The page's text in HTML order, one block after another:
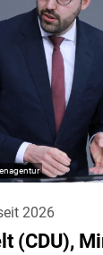
2026
(CDU),